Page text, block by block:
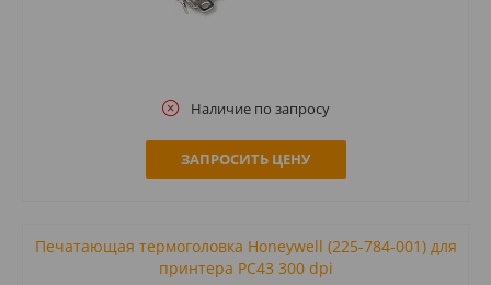
Наличие по запросу
ЗАПРОСИТЬ ЦЕНУ
Печатающая термоголовка Honeywell (225-784-001) для
принтера PC43 300 dpi